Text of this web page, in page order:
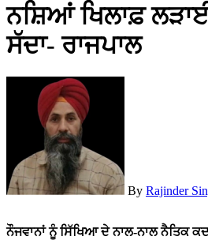
ਨਸ਼ਿਆਂ ਖਿਲਾਫ਼
ਸੱਦਾ- ਰਾਜਪਾਲ
By Rajinder
ਨੌਜਵਾਨਾਂ ਨੂੰ ਸਿੱਖਿਆ ਦੇ ਨਾਲ-ਨਾਲ ਨੈਤਿਕ